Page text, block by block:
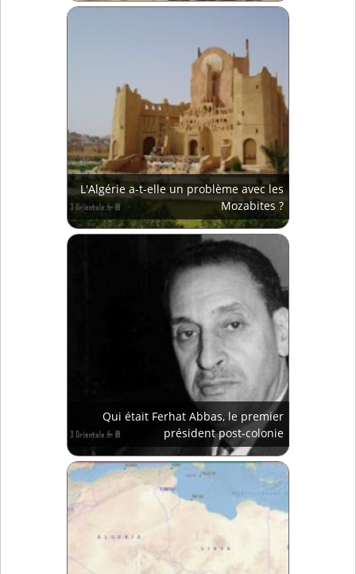
L'Algérie a-t-elle un problème avec les
Mozabites ?
Qui était Ferhat Abbas, le premier
président post-colonie